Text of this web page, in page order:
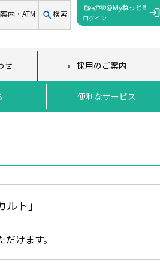
内・ATM 検索 ログイン
便利なサービス
せ 採用のご案内
ト」
けます。